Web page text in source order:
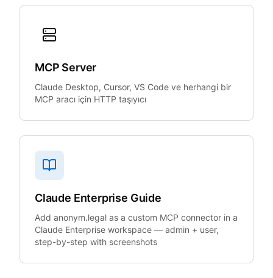
MCP Server
Claude Desktop, Cursor, VS Code ve herhangi bir
MCP aracı için HTTP taşıyıcı
Claude Enterprise Guide
Add anonym.legal as a custom MCP connector in a
Claude Enterprise workspace — admin + user,
step-by-step with screenshots